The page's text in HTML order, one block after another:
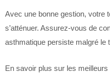
Avec une bonne gestion, votre
s’atténuer. Assurez-vous de
asthmatique persiste malgré le
En savoir plus sur les